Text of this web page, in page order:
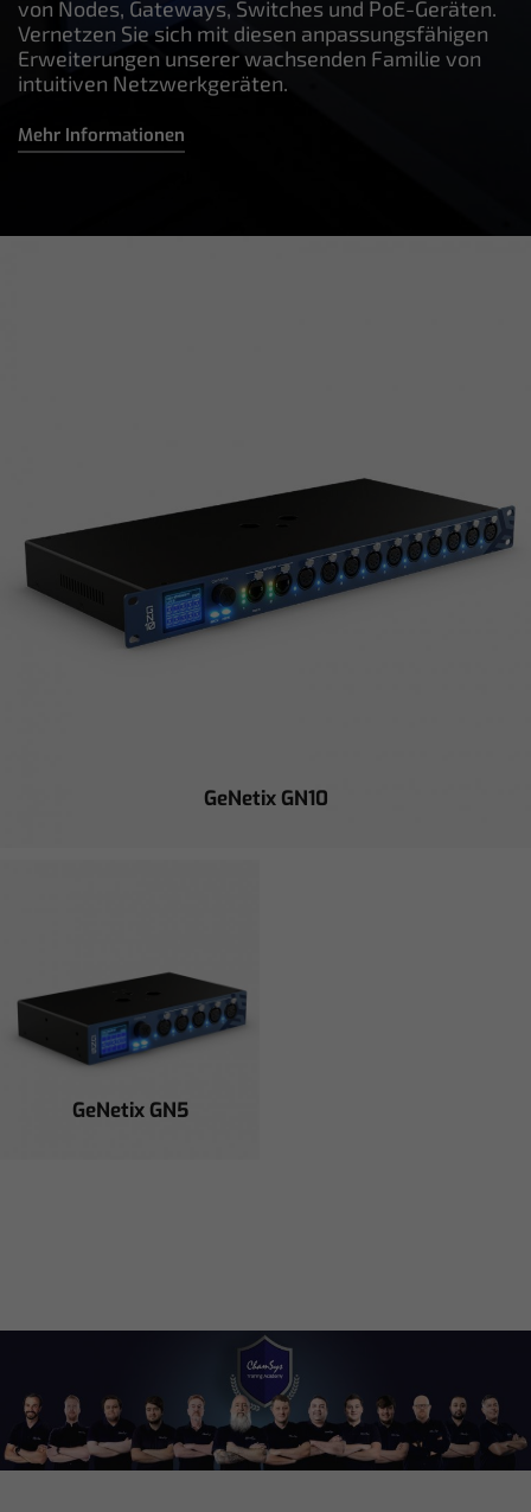
von Nodes, Gateways, Switches und PoE-Geräten.
Vernetzen Sie sich mit diesen anpassungsfähigen
Erweiterungen unserer wachsenden Familie von
intuitiven Netzwerkgeräten.
Mehr Informationen
GeNetix GN10
GeNetix GN5